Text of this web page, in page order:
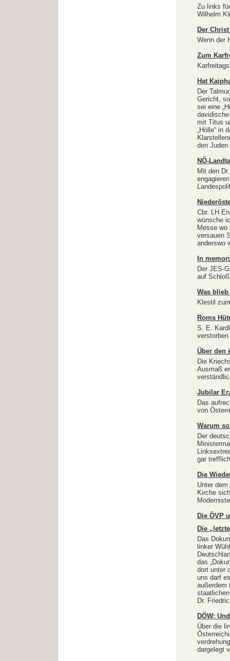
Zu links
Wilhelm
Der
Wenn der
Zum
Hat
Der
Gericht,
sei eine
mit Titus
„Hölle“ in
den Juden
NÖ-
Mit den
Cbr. LH
wünsche
Messe wo
versauen
anderswo
In
Der JES-
auf
Was
Klestil
Roms
S. E.
verstorben
Über den
Die
Ausmaß
Jubilar
Das
von
Warum
Der
gar
Die
Unter
Kirche
Die ÖVP
Die
Das
linker
das
dort unter
uns darf
außerdem
Dr.
DÖW:
Über die
dargelegt